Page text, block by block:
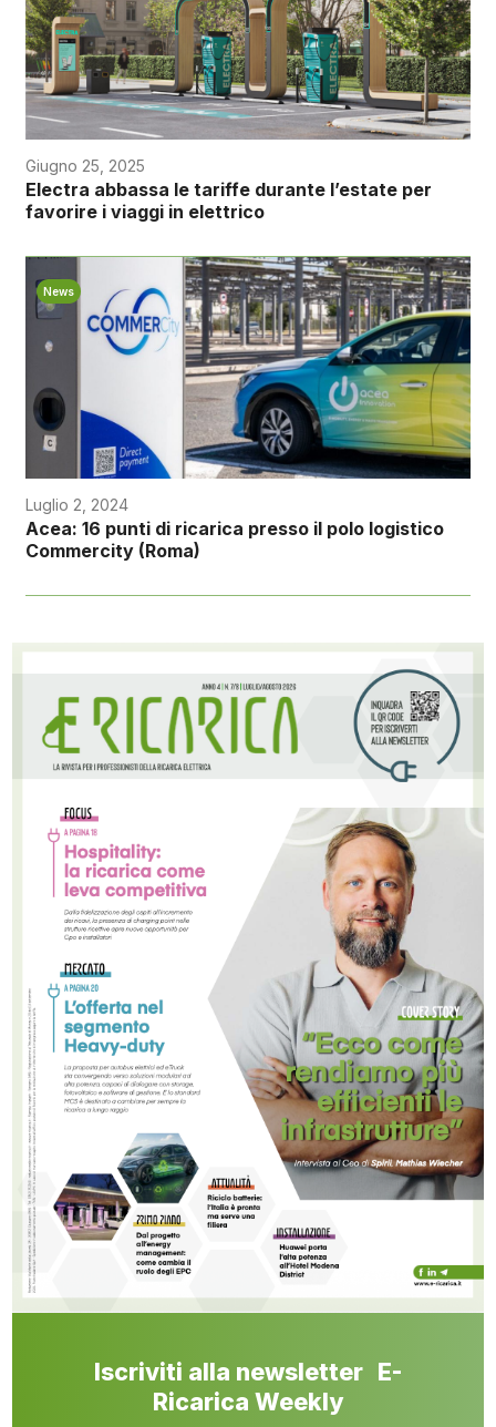
Giugno 25, 2025
Electra abbassa le tariffe durante l’estate per
favorire i viaggi in elettrico
News
Luglio 2, 2024
Acea: 16 punti di ricarica presso il polo logistico
Commercity (Roma)
Iscriviti alla newsletter E-
Ricarica Weekly